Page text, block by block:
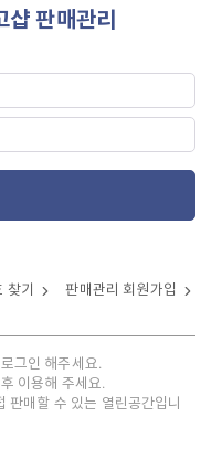
샵 판매관리
찾기 판매관리 회원가입
그인 해주세요.
이용해 주세요.
판매할 수 있는 열린공간입니